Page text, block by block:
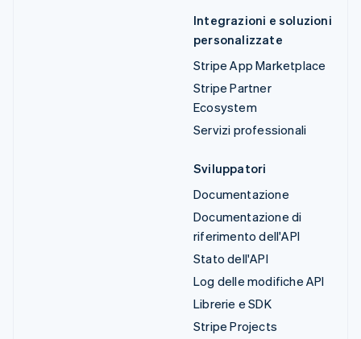
Integrazioni e soluzioni
personalizzate
Stripe App Marketplace
Stripe Partner
Ecosystem
Servizi professionali
Sviluppatori
Documentazione
Documentazione di
riferimento dell'API
Stato dell'API
Log delle modifiche API
Librerie e SDK
Stripe Projects